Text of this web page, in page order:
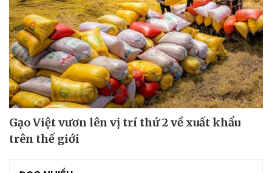
Gạo Việt vươn lên vị trí thứ 2 về xuất khẩu
trên thế giới